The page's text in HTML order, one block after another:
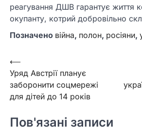
реагування ДШВ гарантує життя
окупанту, котрий добровільно
Позначено війна, полон, росіяни,
Навігація
записів
⟵
Уряд Австрії планує
заборонити соцмережі
для дітей до 14 років
Пов'язані записи